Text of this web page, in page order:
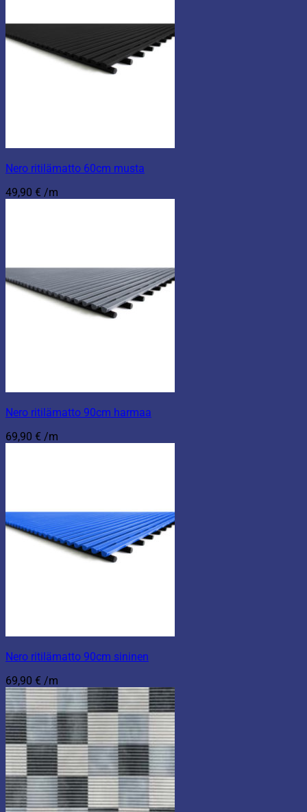
Nero ritilämatto 60cm musta
49,90 € /m
Nero ritilämatto 90cm harmaa
69,90 € /m
Nero ritilämatto 90cm sininen
69,90 € /m